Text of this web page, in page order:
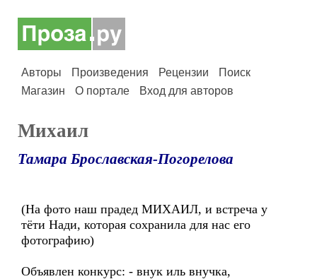
Авторы Произведения Рецензии
Поиск
Магазин
О портале Вход для авторов
Михаил
Тамара Брославская-Погорелова
(На фото наш прадед МИХАИЛ, и встреча у
тёти Нади, которая сохранила для нас его
фотографию)
Объявлен конкурс: - внук иль внучка,